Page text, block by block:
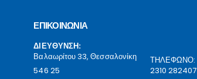
ΕΠΙΚΟΙΝΩΝΙΑ
ΔΙΕΥΘΥΝΣΗ:
Βαλαωρίτου 33, Θεσσαλονίκη
546 25
ΤΗΛΕΦΩΝΟ:
2310 282407